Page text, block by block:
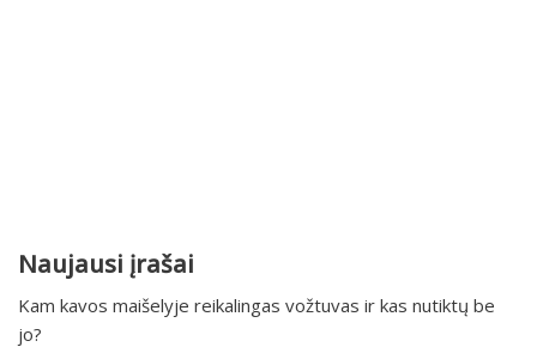
Naujausi įrašai
Kam kavos maišelyje reikalingas vožtuvas ir kas nutiktų be
jo?